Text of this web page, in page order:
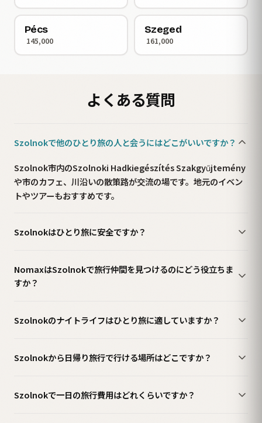
Pécs
145,000
Szeged
161,000
よくある質問
Szolnokで他のひとり旅の人と会うにはどこがいいですか？
Szolnok市内のSzolnoki Hadkiegészítés Szakgyűjtemény
や市のカフェ、川沿いの散策路が交流の場です。地元のイベン
トやツアーもおすすめです。
Szolnokはひとり旅に安全ですか？
NomaxはSzolnokで旅行仲間を見つけるのにどう役立ちま
すか？
Szolnokのナイトライフはひとり旅に適していますか？
Szolnokから日帰り旅行で行ける場所はどこですか？
Szolnokで一日の旅行費用はどれくらいですか？